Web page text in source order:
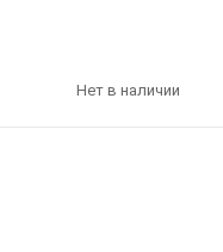
Нет в наличии